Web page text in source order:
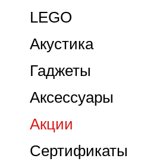
Сертификаты
Акции
Аксессуары
Гаджеты
Акустика
LEGO